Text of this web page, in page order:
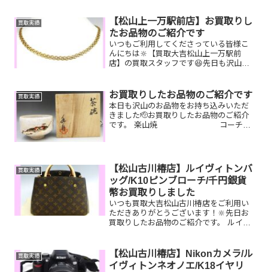
いるお品物はございませんか？ぜひ買取
大吉松山古川椿...
買取実績
【松山上一万駅前店】お買取りし
たお品物のご紹介です
いつもご利用してくださっている皆様こ
んにちは🔆【買取大吉松山上一万駅前
店】の買取スタッフです😆先日も沢山の
ックレス ディオール 時計
プラダ 時計しまい...
買取実績 お買取りしたお品物のご紹介です
本日も沢山のお品物をお持ち込みいただ
きました🫡お買取りしたお品物のご紹介
です。 楽山焼 コーチ
家で眠っているお品物が...
買取実績
【松山古川椿店】ルイヴィトンバ
ッグ/K10ピンブローチ/千円銀貨
幣お買取りしました
いつも買取大吉松山古川椿店をご利用い
ただきありがとうございます！🔆先日お
買取りしたお品物のご紹介です。 ルイヴ
眠っているお品物はございませんか？ぜ
ひ買取大吉松山古...
買取実績
【松山古川椿店】Nikonカメラ/ル
イヴィトンネオノエ/K18イヤリ